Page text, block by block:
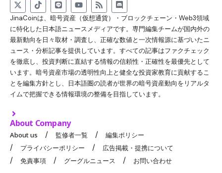
JinaCoinは、暗号資産（仮想通貨）・ブロックチェーン・Web3領域
に特化した日本語ニュースメディアです。専門編集チームが国内外の
最新動向を日々取材・調査し、正確な数値と一次情報源に基づいたニ
ュース・分析記事を提供しています。すべての記事はファクチェック
を徹底し、投資判断に直結する情報の信頼性・正確性を最優先として
います。暗号資産市場の透明性向上と健全な投資家教育に貢献するこ
とを編集方針とし、日本語圏の読者が世界の暗号資産動向をリアルタ
イムで把握できる情報環境の整備を目指しています。
About Company
About us 監修者一覧
編集ポリシー
プライバシーポリシー
広告掲載・提携について
免責事項
グーグルニュース お問い合わせ